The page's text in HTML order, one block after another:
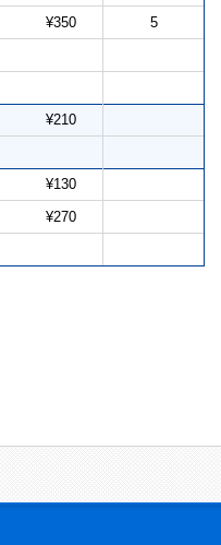
¥350 5
¥210
¥130
¥270